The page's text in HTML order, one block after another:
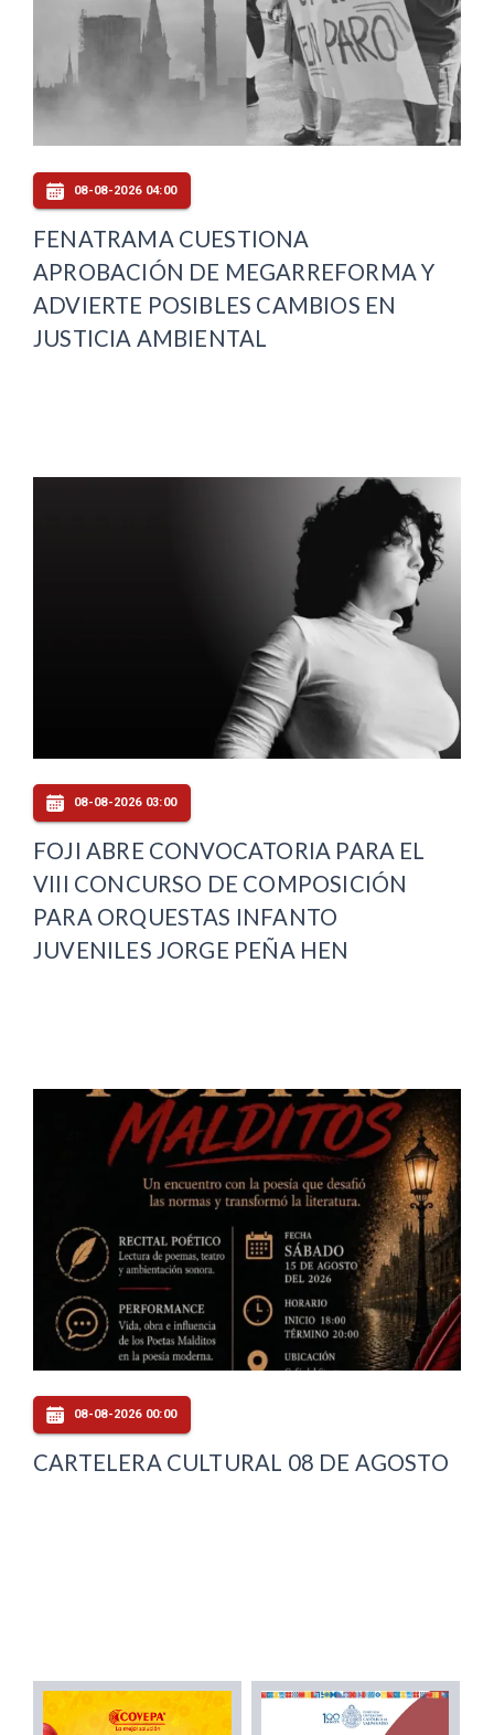
08-08-2026 04:00
FENATRAMA CUESTIONA
APROBACIÓN DE MEGARREFORMA Y
ADVIERTE POSIBLES CAMBIOS EN
JUSTICIA AMBIENTAL
08-08-2026 03:00
FOJI ABRE CONVOCATORIA PARA EL
VIII CONCURSO DE COMPOSICIÓN
PARA ORQUESTAS INFANTO
JUVENILES JORGE PEÑA HEN
08-08-2026 00:00
CARTELERA CULTURAL 08 DE AGOSTO